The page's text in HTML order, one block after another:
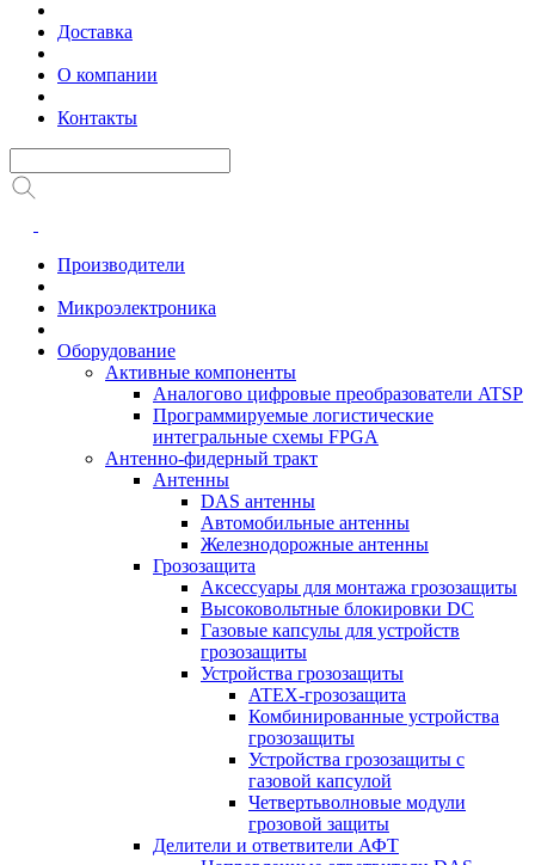
Доставка
О компании
Контакты
Производители
Микроэлектроника
Оборудование
Активные компоненты
Аналогово цифровые преобразователи ATSP
Программируемые логистические
интегральные схемы FPGA
Антенно-фидерный тракт
Антенны
DAS антенны
Автомобильные антенны
Железнодорожные антенны
Грозозащита
Аксессуары для монтажа грозозащиты
Высоковольтные блокировки DC
Газовые капсулы для устройств
грозозащиты
Устройства грозозащиты
ATEX-грозозащита
Комбинированные устройства
грозозащиты
Устройства грозозащиты с
газовой капсулой
Четвертьволновые модули
грозовой защиты
Делители и ответвители АФТ